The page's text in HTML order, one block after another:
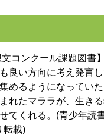
コンクール課題図書】
良い方向に考え発言
めるようになってい
れたマララが、生きる
てくれる。(青少年読
転載)